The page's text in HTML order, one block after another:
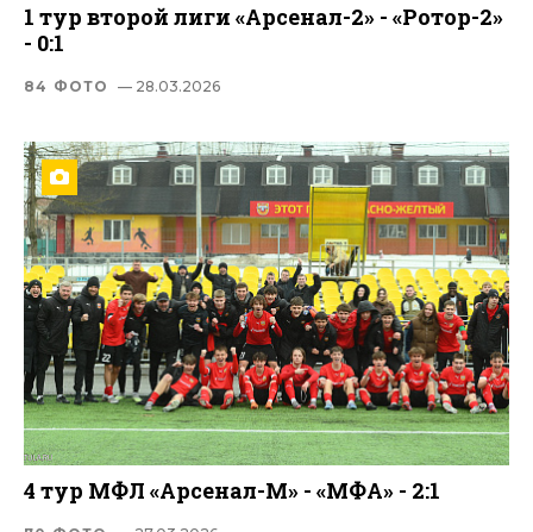
1 тур второй лиги «Арсенал-2» - «Ротор-2»
- 0:1
84 ФОТО — 28.03.2026
4 тур МФЛ «Арсенал-М» - «МФА» - 2:1